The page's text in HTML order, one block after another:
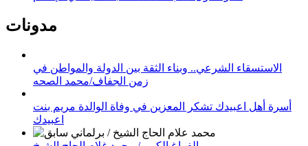
مدونات
الاستسقاء الشرعي.. وبناء الثقة بين الدولة والمواطن في
زمن الجفاف/محمد الصحه
أسرة أهل اعبيدك تشكر المعزين في وفاة الوالدة مريم بنت
اعبيدك